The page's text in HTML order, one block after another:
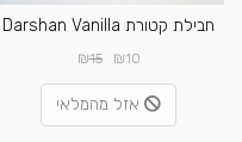
חבילת קטורת Darshan Vanilla
₪10
₪15
אזל מהמלאי